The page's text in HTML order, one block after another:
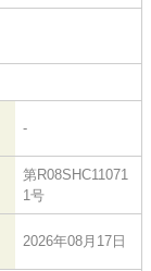
-
第R08SHC11071
1号
2026年08月17日